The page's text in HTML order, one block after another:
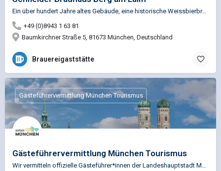
Ein über hundert Jahre altes Gebäude, eine historische Weissbierbrauerei - und jede Menge neue Ideen: Im…
+49 (0)8943 1 63 81
Baumkirchner Straße 5, 81673 München, Deutschland
Brauereigaststätte
Gästeführervermittlung München Tourismus
Gästeführervermittlung München Tourismus